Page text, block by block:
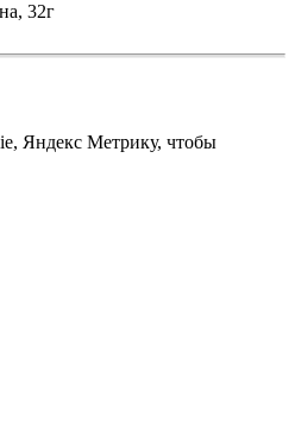
32г
Яндекс Метрику, чтобы